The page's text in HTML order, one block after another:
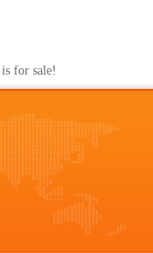
for sale!